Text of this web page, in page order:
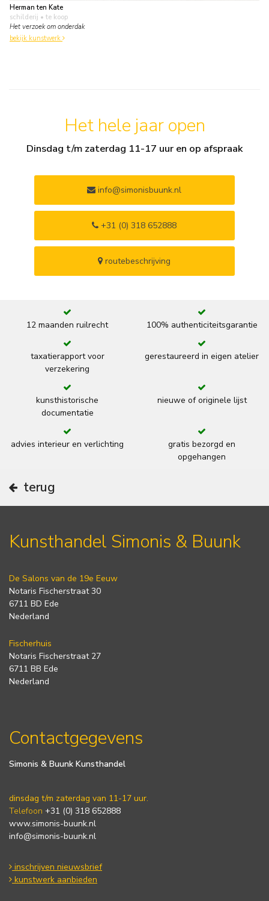
Herman ten Kate
schilderij • te koop
Het verzoek om onderdak
bekijk kunstwerk
Het hele jaar open
Dinsdag t/m zaterdag 11-17 uur en op afspraak
info@simonisbuunk.nl
+31 (0) 318 652888
routebeschrijving
12 maanden ruilrecht 100% authenticiteitsgarantie
taxatierapport voor
verzekering
gerestaureerd in eigen atelier
kunsthistorische
documentatie
nieuwe of originele lijst
advies interieur en verlichting
gratis bezorgd en
opgehangen
terug
Kunsthandel Simonis & Buunk
De Salons van de 19e Eeuw
Notaris Fischerstraat 30
6711 BD Ede
Nederland
Fischerhuis
Notaris Fischerstraat 27
6711 BB Ede
Nederland
Contactgegevens
Simonis & Buunk Kunsthandel
dinsdag t/m zaterdag van 11-17 uur.
Telefoon +31 (0) 318 652888
www.simonis-buunk.nl
info@simonis-buunk.nl
inschrijven nieuwsbrief
kunstwerk aanbieden